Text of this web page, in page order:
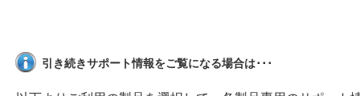
引き続きサポート情報をご覧になる場合は･･･